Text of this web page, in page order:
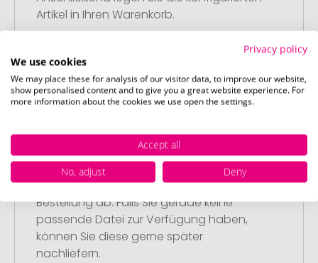
Artikel in Ihren Warenkorb.
Schritt 2:
Laden Sie auf unserer
Bestellabschlussseite (Checkout) Ihr Logo
oder Motiv hoch und schließen Sie Ihre
Bestellung ab. Falls Sie gerade keine
passende Datei zur Verfügung haben,
können Sie diese gerne später
nachliefern.
Privacy policy
We use cookies
We may place these for analysis of our visitor data, to improve our website,
show personalised content and to give you a great website experience. For
more information about the cookies we use open the settings.
Accept all
No, adjust
Deny